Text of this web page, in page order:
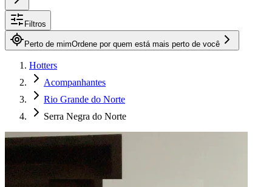
Filtros
Perto de mimOrdene por quem está mais perto de você
Hotters
Acompanhantes
Rio Grande do Norte
Serra Negra do Norte